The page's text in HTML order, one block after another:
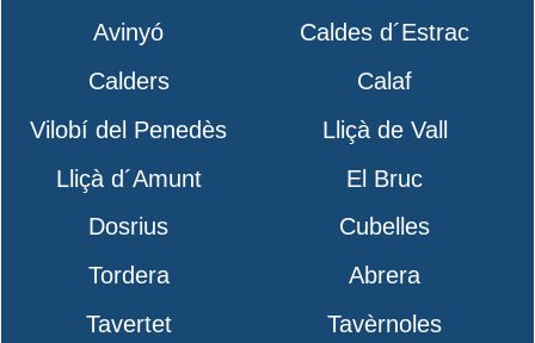
Avinyó
Caldes d´Estrac
Calders
Calaf
Vilobí del Penedès
Lliçà de Vall
Lliçà d´Amunt
El Bruc
Dosrius
Cubelles
Tordera
Abrera
Tavertet
Tavèrnoles